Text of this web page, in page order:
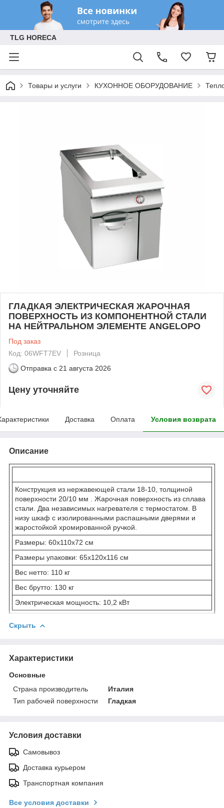
TLG HORECA
Товары и услуги КУХОННОЕ ОБОРУДОВАНИЕ
ГЛАДКАЯ ЭЛЕКТРИЧЕСКАЯ ЖАРОЧНАЯ
ПОВЕРХНОСТЬ ИЗ КОМПОНЕНТНОЙ СТАЛИ
НА НЕЙТРАЛЬНОМ ЭЛЕМЕНТЕ ANGELOPO
Под заказ
Код: 06WFT7EV
Розница
Отправка с 21 августа 2026
Цену уточняйте
Доставка Оплата Условия возврата
Описание
Конструкция из нержавеющей стали 18-10, толщиной
поверхности 20/10 мм . Жарочная поверхность из сплава
стали. Два независимых нагревателя с термостатом. В
низу шкаф с изолированными распашными дверями и
жаростойкой хромированной ручкой.
Размеры: 60x110x72 см
Размеры упаковки: 65x120x116 см
Вес нетто: 110 кг
Вес брутто: 130 кг
Электрическая мощность: 10,2 кВт
Скрыть
Характеристики
Основные
Страна производитель
Италия
Тип рабочей поверхности
Гладкая
Условия доставки
Самовывоз
Доставка курьером
Транспортная компания
Все условия доставки